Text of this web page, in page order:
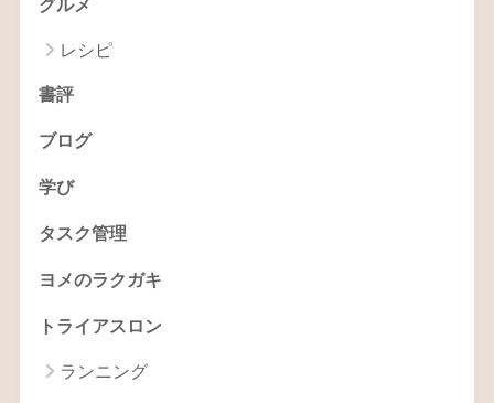
グルメ
レシピ
書評
ブログ
学び
タスク管理
ヨメのラクガキ
トライアスロン
ランニング